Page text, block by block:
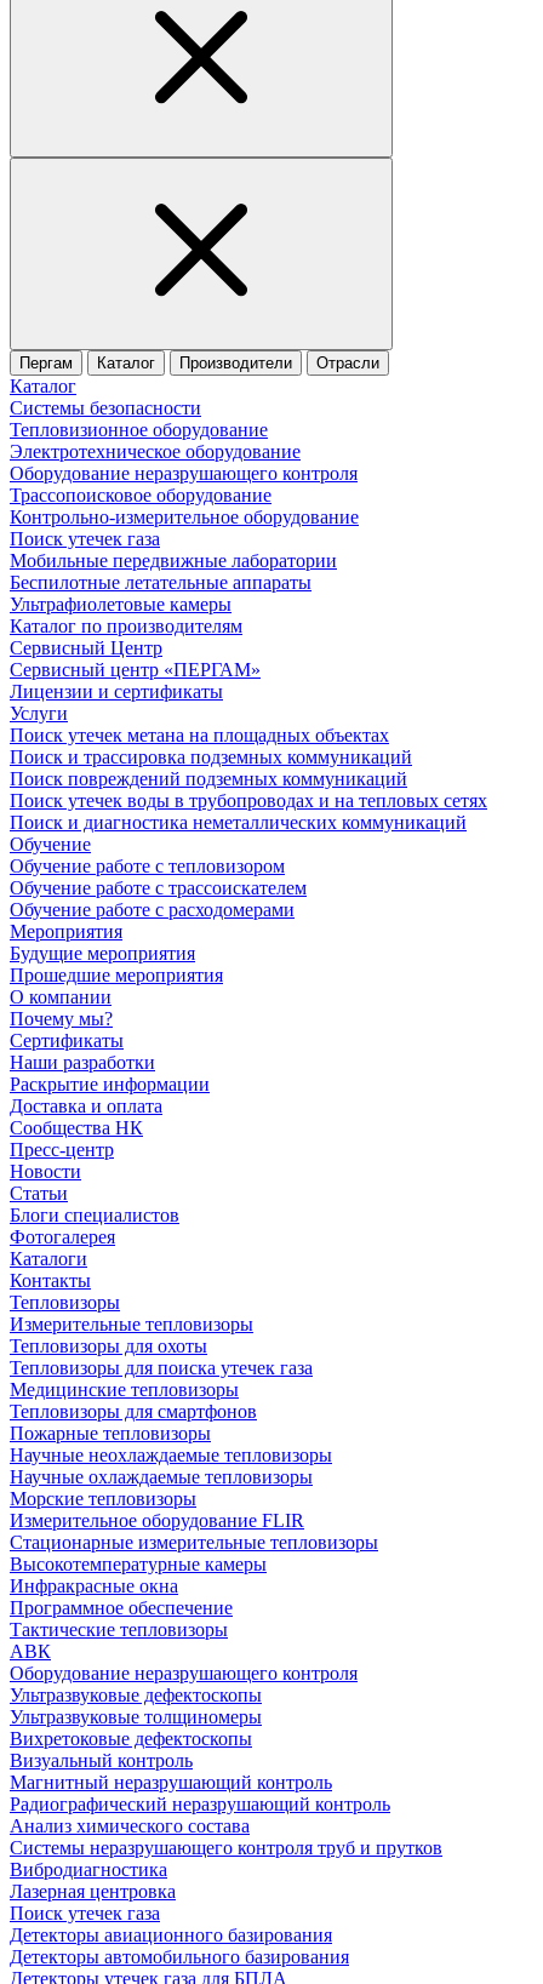
Пергам Каталог Производители Отрасли
Каталог
Системы безопасности
Тепловизионное оборудование
Электротехническое оборудование
Оборудование неразрушающего контроля
Трассопоисковое оборудование
Контрольно-измерительное оборудование
Поиск утечек газа
Мобильные передвижные лаборатории
Беспилотные летательные аппараты
Ультрафиолетовые камеры
Каталог по производителям
Сервисный Центр
Сервисный центр «ПЕРГАМ»
Лицензии и сертификаты
Услуги
Поиск утечек метана на площадных объектах
Поиск и трассировка подземных коммуникаций
Поиск повреждений подземных коммуникаций
Поиск утечек воды в трубопроводах и на тепловых сетях
Поиск и диагностика неметаллических коммуникаций
Обучение
Обучение работе с тепловизором
Обучение работе с трассоискателем
Обучение работе с расходомерами
Мероприятия
Будущие мероприятия
Прошедшие мероприятия
О компании
Почему мы?
Сертификаты
Наши разработки
Раскрытие информации
Доставка и оплата
Сообщества НК
Пресс-центр
Новости
Статьи
Блоги специалистов
Фотогалерея
Каталоги
Контакты
Тепловизоры
Измерительные тепловизоры
Тепловизоры для охоты
Тепловизоры для поиска утечек газа
Медицинские тепловизоры
Тепловизоры для смартфонов
Пожарные тепловизоры
Научные неохлаждаемые тепловизоры
Научные охлаждаемые тепловизоры
Морские тепловизоры
Измерительное оборудование FLIR
Стационарные измерительные тепловизоры
Высокотемпературные камеры
Инфракрасные окна
Программное обеспечение
Тактические тепловизоры
АВК
Оборудование неразрушающего контроля
Ультразвуковые дефектоскопы
Ультразвуковые толщиномеры
Вихретоковые дефектоскопы
Визуальный контроль
Магнитный неразрушающий контроль
Радиографический неразрушающий контроль
Анализ химического состава
Системы неразрушающего контроля труб и прутков
Вибродиагностика
Лазерная центровка
Поиск утечек газа
Детекторы авиационного базирования
Детекторы автомобильного базирования
Детекторы утечек газа для БПЛА